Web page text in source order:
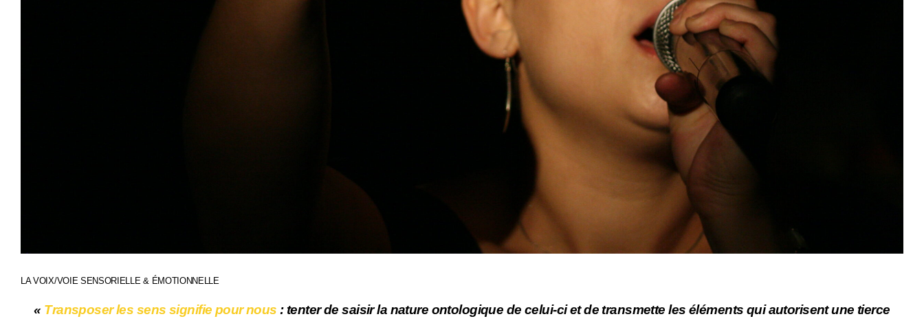
LA VOIX/VOIE SENSORIELLE & ÉMOTIONNELLE
« Transposer les sens signifie pour nous : tenter de saisir la nature ontologique de celui-ci et de transmette les éléments qui autorisent une tierce